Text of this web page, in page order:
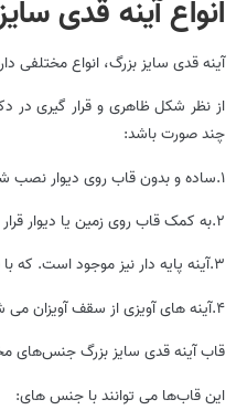
انواع آینه قدی
آینه قدی سایز بزرگ، انواع مختلفی
از نظر شکل ظاهری و قرار گیری در
چند صورت باشد:
1.ساده و بدون قاب روی دیوار نصب شود.
2.به کمک قاب روی زمین یا دیوار قرار بگیرد.
3.آینه پایه دار نیز موجود است. که با قاب و پایه روی زمین قرار می گیرد.
4.آینه های آویزی از سقف آویزان می شوند.
قاب آینه‌ قدی سایز بزرگ جنس‌های
این قاب‌ها می توانند با جنس های: